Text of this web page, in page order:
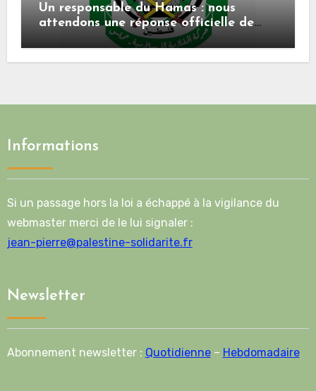
Un responsable du Hamas : nous
attendons une réponse officielle de
Mladenov concernant la feuille de
route de la deuxième phase de l’accord
Informations
Si un passage hors la loi a échappé à la vigilance du
webmaster merci de le lui signaler :
jean-pierre@palestine-solidarite.fr
Newsletter
Abonnement newsletter : Quotidienne– Hebdomadaire